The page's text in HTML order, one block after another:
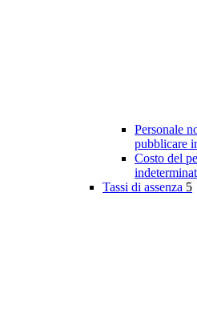
Personale
pubblicare
Costo del
Tassi di assenza 5